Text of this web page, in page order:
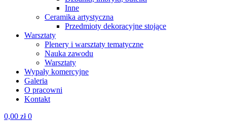
Inne
Ceramika artystyczna
Przedmioty dekoracyjne stojące
Warsztaty
Plenery i warsztaty tematyczne
Nauka zawodu
Warsztaty
Wypały komercyjne
Galeria
O pracowni
Kontakt
0,00 zł 0